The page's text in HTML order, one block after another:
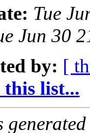
Tue
Jun 30
by: [
list...